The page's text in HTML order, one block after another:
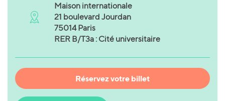
Maison internationale
21 boulevard Jourdan
75014 Paris
RER B/T3a : Cité universitaire
Réservez votre billet